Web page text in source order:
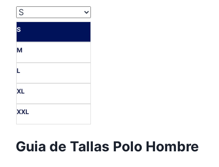
S
M
L
XL
XXL
Guia de Tallas Polo Hombre